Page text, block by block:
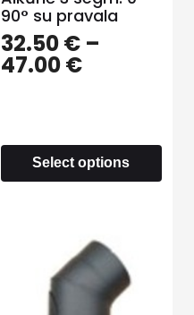
90° su pravala
32.50€–
47.00€
Select options